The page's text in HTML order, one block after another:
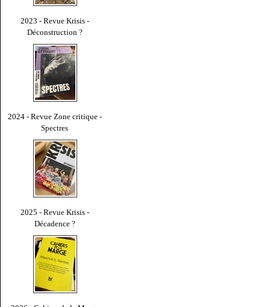
2023 - Revue Krisis -
Déconstruction ?
2024 - Revue Zone critique -
Spectres
2025 - Revue Krisis -
Décadence ?